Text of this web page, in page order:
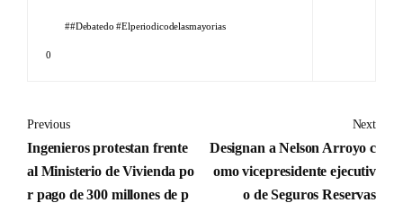
#debatedo #Elperiodicodelasmayorias
0
Previous
Ingenieros protestan frente
al Ministerio de Vivienda po
r pago de 300 millones de p
Next
Designan a Nelson Arroyo c
omo vicepresidente ejecutiv
o de Seguros Reservas